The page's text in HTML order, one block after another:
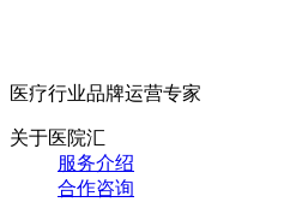
医疗行业品牌运营专家
关于医院汇
服务介绍
合作咨询